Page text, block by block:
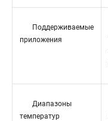
Поддерживаемые
приложения
Диапазоны
температур